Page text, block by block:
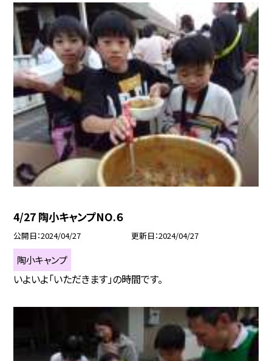
4/27 陶小キャンプNO.６
公開日 2024/04/27 更新日 2024/04/27
陶小キャンプ
いよいよ「いただきます」の時間です。